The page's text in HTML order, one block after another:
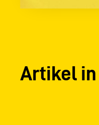
Artikel in